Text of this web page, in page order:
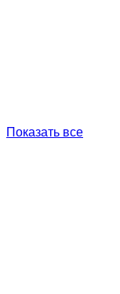
Показать все